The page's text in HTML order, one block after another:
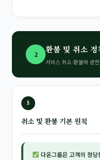
2 환불 및 취소 정
서비스 취소·환불에 관
5
취소 및 환불 기본 원칙
다온그룹은 고객의 정